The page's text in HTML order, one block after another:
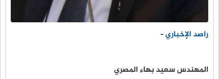
راصد الإخباري -
المهندس سعيد بهاء المصري